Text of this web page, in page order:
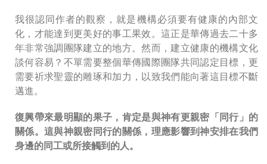
我很認同作者的觀察，就是機構必須要有健康的內部文
化，才能達到更美好的事工果效。這正是華傳過去二十多
年非常強調團隊建立的地方。然而，建立健康的機構文化
談何容易？不單需要整個華傳國際團隊共同認定目標，更
需要祈求聖靈的雕琢和加力，以致我們能向著這目標不斷
邁進。
復興帶來最明顯的果子，肯定是與神有更親密「同行」的
關係。這與神親密同行的關係，理應影響到神安排在我們
身邊的同工或所接觸到的人。